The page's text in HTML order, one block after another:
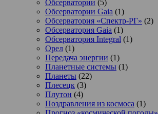
Обсерватории (5)
Обсерватории Gaia (1)
Обсерватория «Спектр-РГ» (2)
Обсерватория Gaia (1)
Обсерватория Integral (1)
Орел (1)
Передача энергии (1)
Планетные системы (1)
Планеты (22)
Плесецк (3)
Плутон (4)
Поздравления из космоса (1)